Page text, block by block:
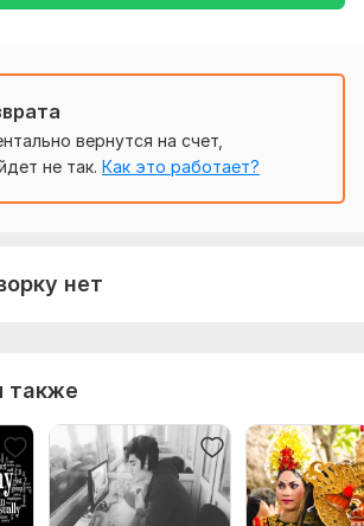
и технологии,Спорт,Товары и
на Русский
Английский
10 минут
вернутся на счет,
не так. Как это работает?
нет
также